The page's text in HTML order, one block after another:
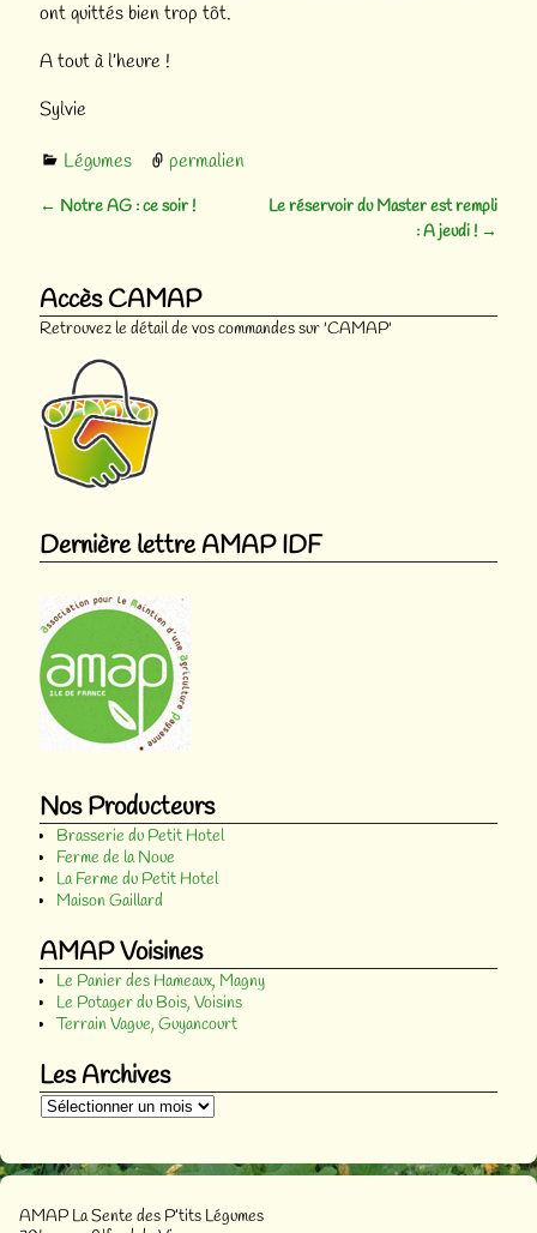
ont quittés bien trop tôt.
A tout à l’heure !
Sylvie
Légumes permalien
← Notre AG : ce soir !
Le réservoir du Master est rempli
: A jeudi ! →
Accès CAMAP
Retrouvez le détail de vos commandes sur 'CAMAP'
Dernière lettre AMAP IDF
Nos Producteurs
Brasserie du Petit Hotel
Ferme de la Noue
La Ferme du Petit Hotel
Maison Gaillard
AMAP Voisines
Le Panier des Hameaux, Magny
Le Potager du Bois, Voisins
Terrain Vague, Guyancourt
Les Archives
AMAP La Sente des P’tits Légumes